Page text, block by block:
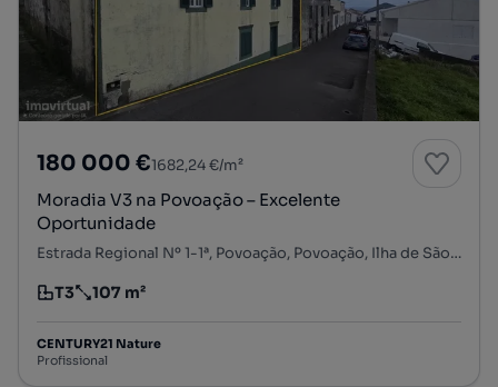
180 000 €1682,24 €/m²
Moradia V3 na Povoação – Excelente
Oportunidade
Estrada Regional Nº 1-1ª, Povoação, Povoação, Ilha de São Miguel
Tipologia
T3
Preço por metro quadrado
107 m²
CENTURY21 Nature
Profissional